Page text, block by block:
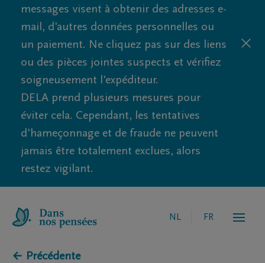
messages visent à obtenir des adresses e-
mail, d'autres données personnelles ou
un paiement. Ne cliquez pas sur des liens
ou des pièces jointes suspects et vérifiez
soigneusement l'expéditeur.
DELA prend plusieurs mesures pour
éviter cela. Cependant, les tentatives
d'hameçonnage et de fraude ne peuvent
jamais être totalement exclues, alors
restez vigilant.
NL FR
← Précédente